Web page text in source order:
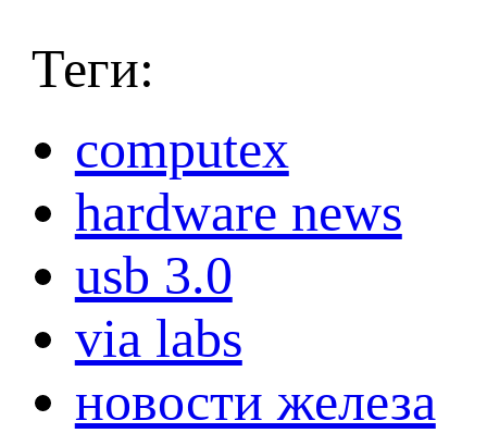
Теги:
computex
hardware news
usb 3.0
via labs
новости железа